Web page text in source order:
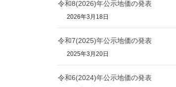
令和8(2026)年公示地価の発表
2026年3月18日
令和7(2025)年公示地価の発表
2025年3月20日
令和6(2024)年公示地価の発表